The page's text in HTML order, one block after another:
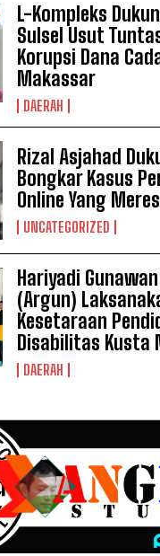
L-Kompleks
Sulsel Usut
Korupsi Dana
Makassar
DAERAH
Rizal Asjahad
Bongkar Kasus
Online Yang
UNCATEGORIZED
Hariyadi Gunawan
(Argun)
Kesetaraan
Disabilitas Kusta
DAERAH